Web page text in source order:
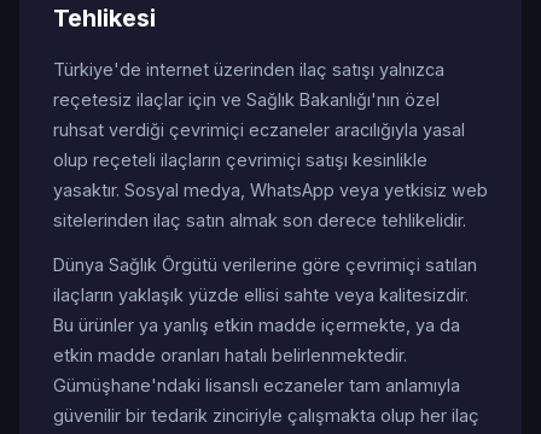
Tehlikesi
Türkiye'de internet üzerinden ilaç satışı yalnızca
reçetesiz ilaçlar için ve Sağlık Bakanlığı'nın özel
ruhsat verdiği çevrimiçi eczaneler aracılığıyla yasal
olup reçeteli ilaçların çevrimiçi satışı kesinlikle
yasaktır. Sosyal medya, WhatsApp veya yetkisiz web
sitelerinden ilaç satın almak son derece tehlikelidir.
Dünya Sağlık Örgütü verilerine göre çevrimiçi satılan
ilaçların yaklaşık yüzde ellisi sahte veya kalitesizdir.
Bu ürünler ya yanlış etkin madde içermekte, ya da
etkin madde oranları hatalı belirlenmektedir.
Gümüşhane'ndaki lisanslı eczaneler tam anlamıyla
güvenilir bir tedarik zinciriyle çalışmakta olup her ilaç